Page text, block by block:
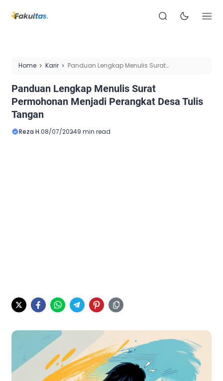
Home Karir
Panduan Lengkap Menulis Surat
Panduan Lengkap Menulis Surat
Permohonan Menjadi Perangkat Desa Tulis
Tangan
Reza H.08/07/20249 min read